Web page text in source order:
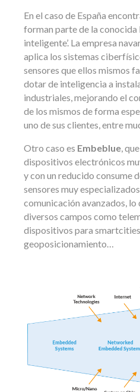
En el caso de España
forman parte de la conocida
inteligente’. La empresa
aplica los sistemas
sensores que ellos mismos
dotar de inteligencia a
industriales, mejorando el
de los mismos de forma
uno de sus clientes, entre
Otro caso es Embeblue,
dispositivos electrónicos
y con un reducido consume
sensores muy
comunicación avanzados, lo
diversos campos como
dispositivos para
geoposicionamiento…